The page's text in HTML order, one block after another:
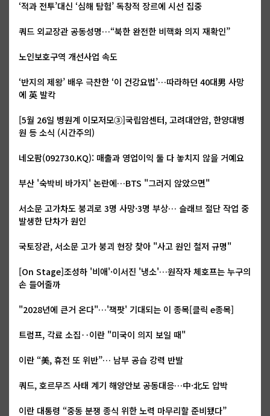
‘적과 전투’대신 ‘심해 탐험’ 독창적 장르에 시선 집중
쿼드 외교장관 공동성명…“북한 완전한 비핵화 의지 재확인”
노인보호구역 개선사업 속도
‘반지의 제왕’ 배우 극찬한 ‘이 건강요법’…따라하던 40대男 사망
에 英 발칵
[5월 26일 병원계 이모저모③]국립암센터, 고려대안암, 한양대병
원 등 소식 (시간주의)
네오팜(092730.KQ): 매출과 영업이익 둘 다 놓치지 않을 거예요
부산 '숙박비 바가지' 논란에…BTS "그러지 않았으면"
서소문 고가차도 붕괴로 3명 사망·3명 부상… 슬래브 절단 작업 중
발생한 단차가 원인
국토장관, 서소문 고가 붕괴 현장 찾아 "사고 원인 철저 규명"
[On Stage]조성하 '비애'·이서진 '냉소'…원작자 체호프는 누구의
손 들어줄까
"2028년에 큰거 온다"…'잭팟' 기대되는 이 종목[클릭 e종목]
트럼프, 각료 소집‥이란 "미국이 의지 보일 때"
이란 “美, 휴전 또 위반”… 남부 공습 강력 반발
쿼드, 호르무즈 사태 계기 해양안보 공동대응…中·北도 압박
이란 대통령 “중동 분쟁 종식 위한 노력 마무리할 준비됐다”